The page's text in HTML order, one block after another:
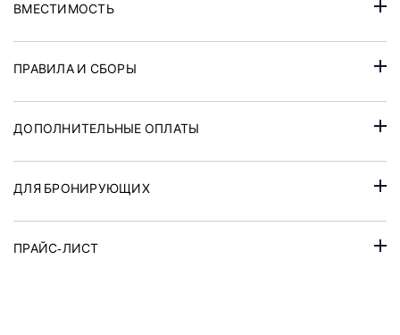
ВМЕСТИМОСТЬ
ПРАВИЛА И СБОРЫ
ДОПОЛНИТЕЛЬНЫЕ ОПЛАТЫ
ДЛЯ БРОНИРУЮЩИХ
ПРАЙС-ЛИСТ